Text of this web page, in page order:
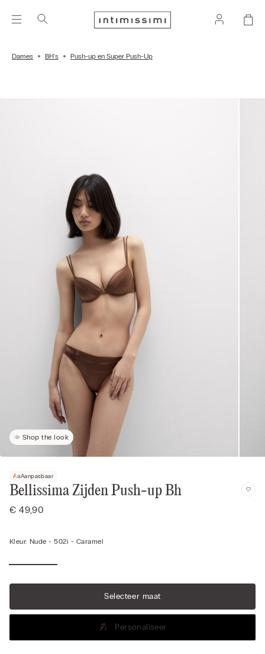
Dames BH's Push-up en Super Push-Up
Shop the look
Aanpasbaar
Bellissima Zijden Push-up Bh
€ 49,90
Kleur: Nude -502i - Caramel
Selecteer maat
Personaliseer